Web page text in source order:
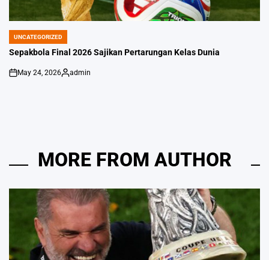
POSTED
IN
UNCATEGORIZED
Sepakbola Final 2026 Sajikan Pertarungan Kelas Dunia
on
May 24, 2026
Posted
admin
MORE FROM AUTHOR